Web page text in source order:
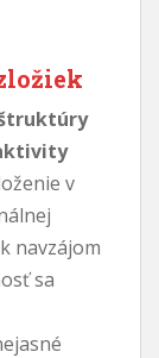
v
navzájom
sa